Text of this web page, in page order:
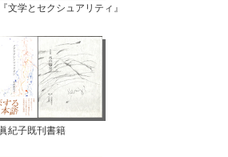
文学とセクシュアリティ』
紀子既刊書籍